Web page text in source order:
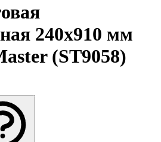
240х910 мм
(ST9058)